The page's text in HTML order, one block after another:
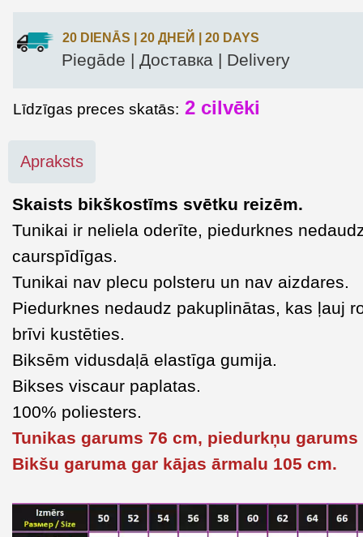
20 DIENĀS | 20 ДНЕЙ | 20 DAYS
Piegāde | Доставка | Delivery
Līdzīgas preces skatās: 2 cilvēki
Apraksts
Skaists bikškostīms svētku reizēm.
Tunikai ir neliela oderīte, piedurknes
caurspīdīgas.
Tunikai nav plecu polsteru un nav aizdares.
Piedurknes nedaudz pakuplinātas, kas ļauj
brīvi kustēties.
Biksēm vidusdaļā elastīga gumija.
Bikses viscaur paplatas.
100% poliesters.
Tunikas garums 76 cm, piedurkņu garums
Bikšu garuma gar kājas ārmalu 105 cm.